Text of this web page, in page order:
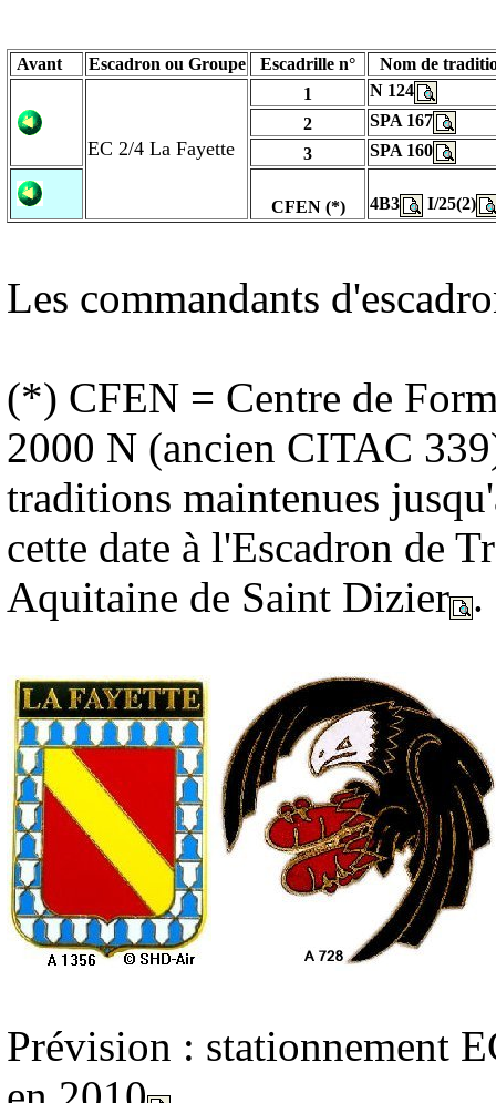
Avant Escadron ou Groupe Escadrille n° Nom de
EC 2/4 La Fayette
1
N 124
2
SPA 167
3
SPA 160
CFEN (*) 4B3 I/25(2)
Les commandants
(*) CFEN = Centre de
2000 N (ancien CITAC
traditions maintenues
cette date à l'Escadron de
Aquitaine de Saint Dizier .
Prévision : stationnement